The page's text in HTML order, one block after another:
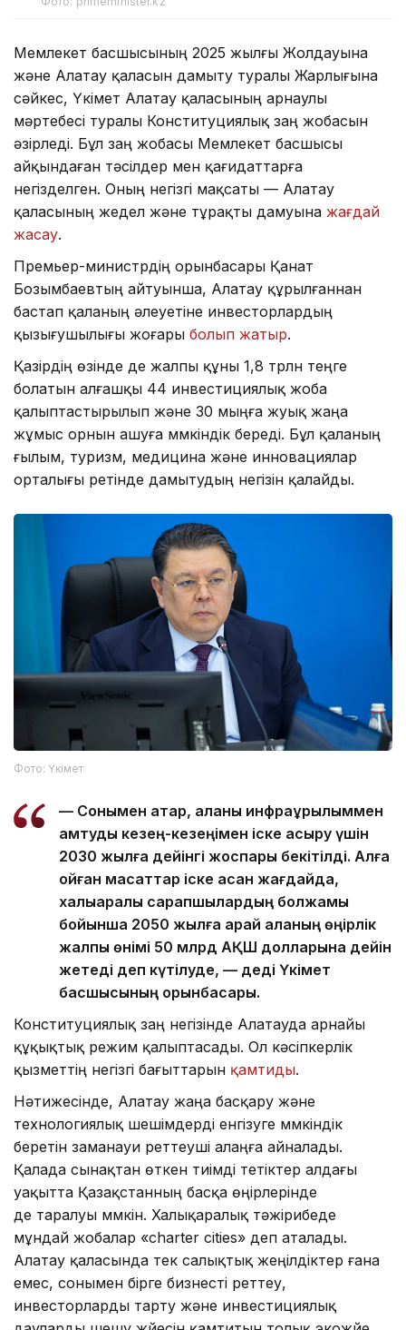
Мемлекет басшысының 2025 жылғы Жолдауына
және Алатау қаласын дамыту туралы Жарлығына
сәйкес, Үкімет Алатау қаласының арнаулы
мәртебесі туралы Конституциялық заң жобасын
әзірледі. Бұл заң жобасы Мемлекет басшысы
айқындаған тәсілдер мен қағидаттарға
негізделген. Оның негізгі мақсаты — Алатау
қаласының жедел және тұрақты дамуына жағдай
жасау.
Премьер-министрдің орынбасары Қанат
Бозымбаевтың айтуынша, Алатау құрылғаннан
бастап қаланың әлеуетіне инвесторлардың
қызығушылығы жоғары болып жатыр.
Қазірдің өзінде де жалпы құны 1,8 трлн теңге
болатын алғашқы 44 инвестициялық жоба
қалыптастырылып және 30 мыңға жуық жаңа
жұмыс орнын ашуға мүмкіндік береді. Бұл қаланың
ғылым, туризм, медицина және инновациялар
орталығы ретінде дамытудың негізін қалайды.
Фото: Үкімет
— Сонымен қатар, қаланы инфрақұрылыммен
қамтуды кезең-кезеңімен іске асыру үшін
2030 жылға дейінгі жоспары бекітілді. Алға
қойған мақсаттар іске асқан жағдайда,
халықаралық сарапшылардың болжамы
бойынша 2050 жылға қарай қаланың өңірлік
жалпы өнімі 50 млрд АҚШ долларына дейін
жетеді деп күтілуде, — деді Үкімет
басшысының орынбасары.
Конституциялық заң негізінде Алатауда арнайы
құқықтық режим қалыптасады. Ол кәсіпкерлік
қызметтің негізгі бағыттарын қамтиды.
Нәтижесінде, Алатау жаңа басқару және
технологиялық шешімдерді енгізуге мүмкіндік
беретін заманауи реттеуші алаңға айналады.
Қалада сынақтан өткен тиімді тетіктер алдағы
уақытта Қазақстанның басқа өңірлерінде
де таралуы мүмкін. Халықаралық тәжірибеде
мұндай жобалар «charter cities» деп аталады.
Алатау қаласында тек салықтық жеңілдіктер ғана
емес, сонымен бірге бизнесті реттеу,
инвесторларды тарту және инвестициялық